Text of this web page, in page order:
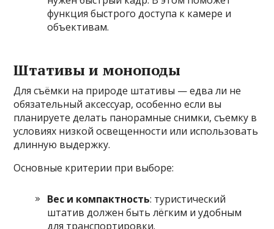
функция быстрого доступа к камере и
объективам.
Штативы и моноподы
Для съёмки на природе штативы — едва ли не
обязательный аксессуар, особенно если вы
планируете делать панорамные снимки, съемку в
условиях низкой освещенности или использовать
длинную выдержку.
Основные критерии при выборе:
Вес и компактность: туристический
штатив должен быть лёгким и удобным
для транспортировки.